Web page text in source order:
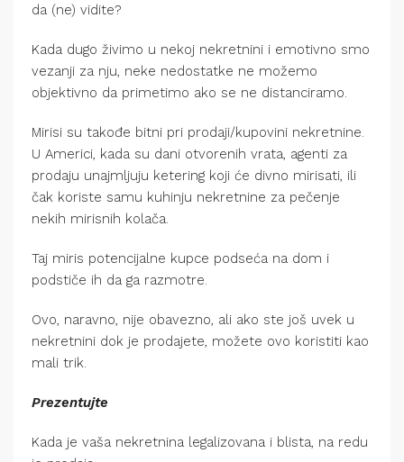
da (ne) vidite?
Kada dugo živimo u nekoj nekretnini i emotivno smo
vezanji za nju, neke nedostatke ne možemo
objektivno da primetimo ako se ne distanciramo.
Mirisi su takođe bitni pri prodaji/kupovini nekretnine.
U Americi, kada su dani otvorenih vrata, agenti za
prodaju unajmljuju ketering koji će divno mirisati, ili
čak koriste samu kuhinju nekretnine za pečenje
nekih mirisnih kolača.
Taj miris potencijalne kupce podseća na dom i
podstiče ih da ga razmotre.
Ovo, naravno, nije obavezno, ali ako ste još uvek u
nekretnini dok je prodajete, možete ovo koristiti kao
mali trik.
Prezentujte
Kada je vaša nekretnina legalizovana i blista, na redu